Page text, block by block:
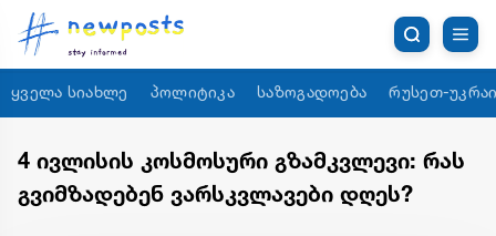
ყველა სიახლე პოლიტიკა საზოგადოება რუსეთ-
4 ივლისის კოსმოსური გზამკვლევი: რას
გვიმზადებენ ვარსკვლავები დღეს?